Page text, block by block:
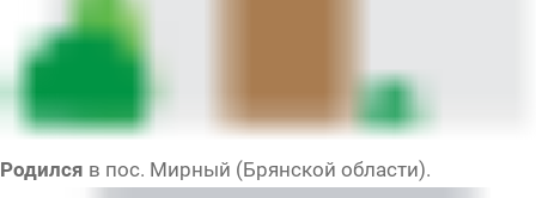
Родился в пос. Мирный (Брянской области).